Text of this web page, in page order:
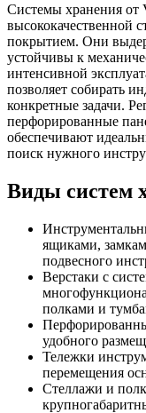
Системы хранения от
высококачественной
покрытием. Они
устойчивы к
интенсивной
позволяет собирать
конкретные задачи.
перфорированные
обеспечивают
поиск нужного
Виды систем
ящиками,
подвесного
Верстаки с
полками и
удобного
Тележки
перемещения
Стеллажи и